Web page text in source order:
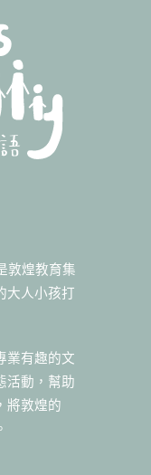
敦煌教育集
大人小孩打
業有趣的文
活動，幫助
將敦煌的